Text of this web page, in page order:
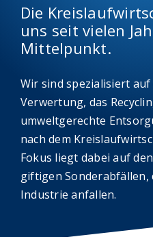
Die
uns seit vielen
Mittelpunkt.
Wir sind spezialisiert
Verwertung, das
umweltgerechte
nach dem
Fokus liegt dabei auf
giftigen Sonderabfällen,
Industrie anfallen.